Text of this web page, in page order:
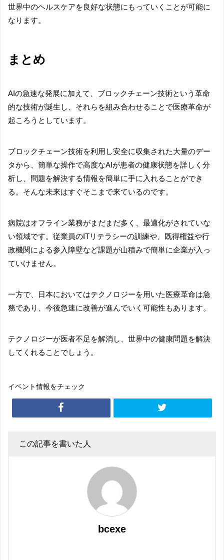
世界中のヘルスケアを良好な状態にもっていくことが可能に
なります。
まとめ
AIの急速な発展に加えて、ブロックチェーン技術という革命
的な技術が誕生し、それらを組み合わせることで医療革命が
起ころうとしています。
ブロックチェーン技術を利用し安全に収集された大量のデー
タから、簡単な操作で高度なAIが患者の健康状態を詳しく分
析し、問題を解決する情報を簡単に手に入れることができ
る。そんな未来はすぐそこまで来ているのです。
病院はオフライン業務がまだまだ多く、最適化がされていな
い領域です。従業員のITリテラシーの訓練や、既得権益や行
政機関による参入障壁など課題が山積みで簡単に企業が入っ
ていけません。
一方で、日本においてはテクノロジーを用いた医療革命は急
務であり、今後急速に改善が進んでいく可能性もあります。
テクノロジーが医者不足を解消し、世界中の健康問題を解決
してくれることでしょう。
イベント情報をチェック
この記事を書いた人
bcexe